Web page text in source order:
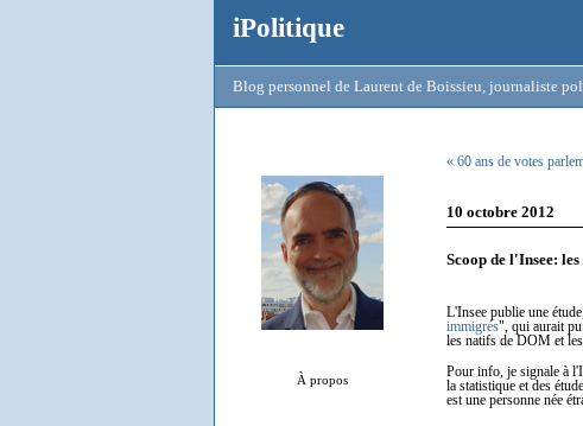
iPolitique
Blog personnel de Laurent de Boissieu, journaliste
À propos
« 60 ans de votes
10 octobre 2012
Scoop de l'Insee:
L'Insee publie une
immigrés", qui aurait pu
les natifs de DOM et
Pour info, je signale à
la statistique et des
est une personne née